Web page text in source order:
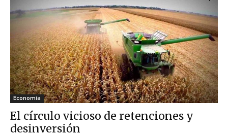
Economía
El círculo vicioso de retenciones y
desinversión